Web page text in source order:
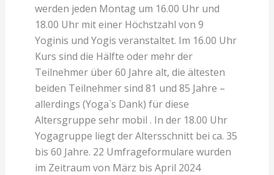
werden jeden Montag um 16.00 Uhr und
18.00 Uhr mit einer Höchstzahl von 9
Yoginis und Yogis veranstaltet. Im 16.00 Uhr
Kurs sind die Hälfte oder mehr der
Teilnehmer über 60 Jahre alt, die ältesten
beiden Teilnehmer sind 81 und 85 Jahre –
allerdings (Yoga`s Dank) für diese
Altersgruppe sehr mobil . In der 18.00 Uhr
Yogagruppe liegt der Altersschnitt bei ca. 35
bis 60 Jahre. 22 Umfrageformulare wurden
im Zeitraum von März bis April 2024